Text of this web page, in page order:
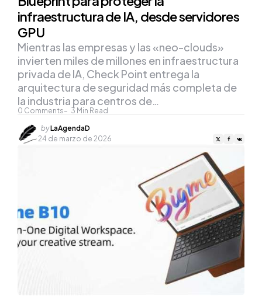
infraestructura de IA, desde servidores
GPU
0 Comments 3 Min Read
Mientras las empresas y las «neo-clouds»
invierten miles de millones en infraestructura
privada de IA, Check Point entrega la
arquitectura de seguridad más completa de
la industria para centros de…
Posted
by
byLaAgendaD
24 de marzo de 2026